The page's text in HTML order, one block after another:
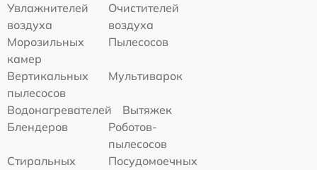
Увлажнителей
воздуха
Очистителей
воздуха
Морозильных
камер
Пылесосов
Вертикальных
пылесосов
Мультиварок
Водонагревателей
Вытяжек
Блендеров
Роботов-
пылесосов
Стиральных
Посудомоечных